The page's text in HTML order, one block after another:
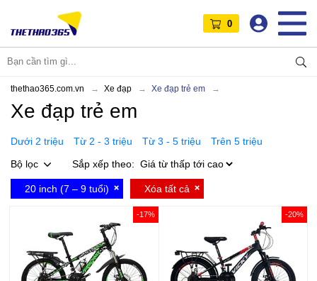
0
thethao365.com.vn Xe đạp Xe đạp trẻ em
Xe đạp trẻ em
Dưới 2 triệu Từ 2 - 3 triệu Từ 3 - 5 triệu
Trên 5 triệu
Bộ lọc
Sắp xếp theo:
20 inch (7 – 9 tuổi) Xóa tất cả
-17% -20%